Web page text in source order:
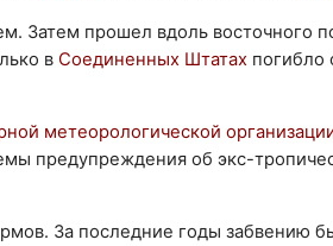
Затем прошел вдоль восточного
в Соединенных Штатах погибло
метеорологической
предупреждения об экс-
За последние годы забвению